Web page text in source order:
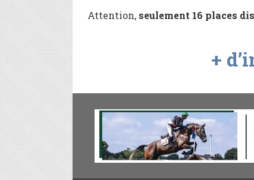
Attention, seulement 16 places
+